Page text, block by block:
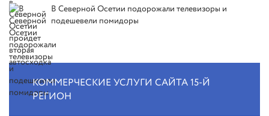
В Северной Осетии подорожали телевизоры и
подешевели помидоры
КОММЕРЧЕСКИЕ УСЛУГИ САЙТА 15-Й
РЕГИОН